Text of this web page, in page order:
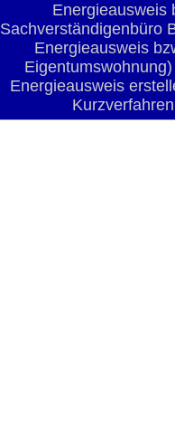
Energieausweis
Sachverständigenbüro
Energieausweis
Energieausweis